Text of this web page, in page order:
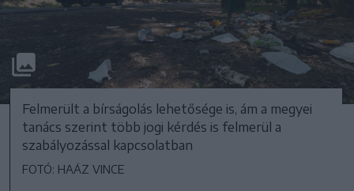
Felmerült a bírságolás lehetősége is, ám a megyei
tanács szerint több jogi kérdés is felmerül a
szabályozással kapcsolatban
FOTÓ: HAÁZ VINCE